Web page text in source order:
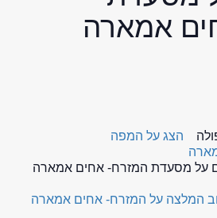
אמארה
הצג על המפה
על מסעדת המזרח- אחים אמארה
המלצה על המזרח- אחים אמארה